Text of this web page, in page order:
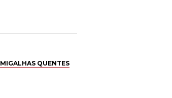
MIGALHAS QUENTES